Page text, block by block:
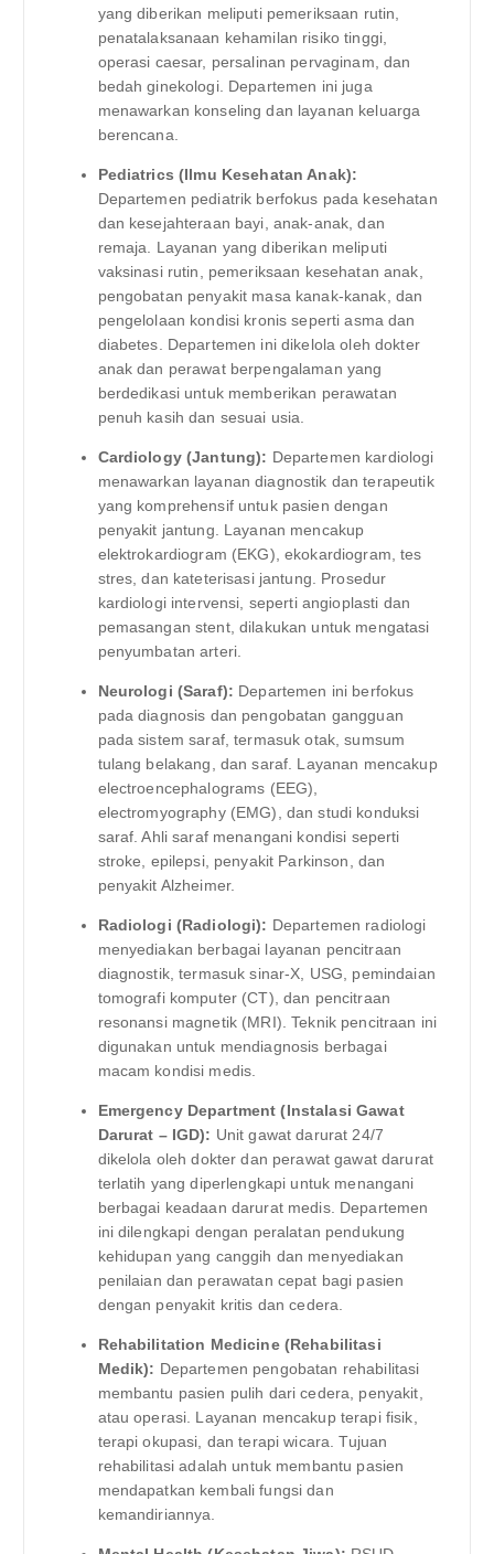
yang diberikan meliputi pemeriksaan rutin,
penatalaksanaan kehamilan risiko tinggi,
operasi caesar, persalinan pervaginam, dan
bedah ginekologi. Departemen ini juga
menawarkan konseling dan layanan keluarga
berencana.
Pediatrics (Ilmu Kesehatan Anak):
Departemen pediatrik berfokus pada kesehatan
dan kesejahteraan bayi, anak-anak, dan
remaja. Layanan yang diberikan meliputi
vaksinasi rutin, pemeriksaan kesehatan anak,
pengobatan penyakit masa kanak-kanak, dan
pengelolaan kondisi kronis seperti asma dan
diabetes. Departemen ini dikelola oleh dokter
anak dan perawat berpengalaman yang
berdedikasi untuk memberikan perawatan
penuh kasih dan sesuai usia.
Cardiology (Jantung): Departemen kardiologi
menawarkan layanan diagnostik dan terapeutik
yang komprehensif untuk pasien dengan
penyakit jantung. Layanan mencakup
elektrokardiogram (EKG), ekokardiogram, tes
stres, dan kateterisasi jantung. Prosedur
kardiologi intervensi, seperti angioplasti dan
pemasangan stent, dilakukan untuk mengatasi
penyumbatan arteri.
Neurologi (Saraf): Departemen ini berfokus
pada diagnosis dan pengobatan gangguan
pada sistem saraf, termasuk otak, sumsum
tulang belakang, dan saraf. Layanan mencakup
electroencephalograms (EEG),
electromyography (EMG), dan studi konduksi
saraf. Ahli saraf menangani kondisi seperti
stroke, epilepsi, penyakit Parkinson, dan
penyakit Alzheimer.
Radiologi (Radiologi): Departemen radiologi
menyediakan berbagai layanan pencitraan
diagnostik, termasuk sinar-X, USG, pemindaian
tomografi komputer (CT), dan pencitraan
resonansi magnetik (MRI). Teknik pencitraan ini
digunakan untuk mendiagnosis berbagai
macam kondisi medis.
Emergency Department (Instalasi Gawat
Darurat – IGD): Unit gawat darurat 24/7
dikelola oleh dokter dan perawat gawat darurat
terlatih yang diperlengkapi untuk menangani
berbagai keadaan darurat medis. Departemen
ini dilengkapi dengan peralatan pendukung
kehidupan yang canggih dan menyediakan
penilaian dan perawatan cepat bagi pasien
dengan penyakit kritis dan cedera.
Rehabilitation Medicine (Rehabilitasi
Medik): Departemen pengobatan rehabilitasi
membantu pasien pulih dari cedera, penyakit,
atau operasi. Layanan mencakup terapi fisik,
terapi okupasi, dan terapi wicara. Tujuan
rehabilitasi adalah untuk membantu pasien
mendapatkan kembali fungsi dan
kemandiriannya.